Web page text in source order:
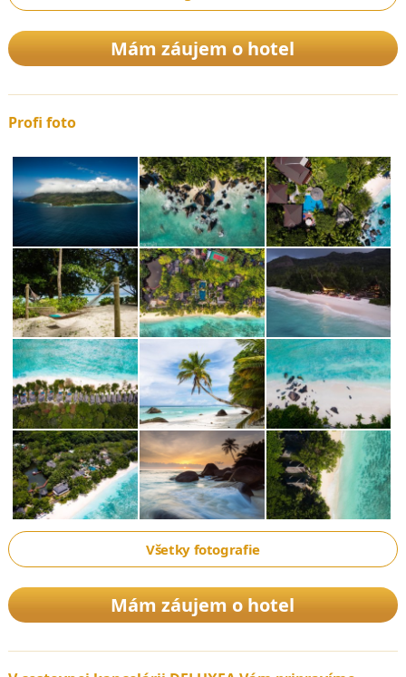
Mám záujem o hotel
Profi foto
Všetky fotografie
Mám záujem o hotel